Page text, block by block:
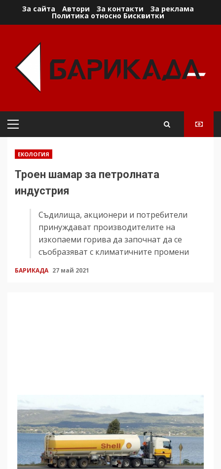
За сайта Автори За контакти За реклама
Политика относно Бисквитки
Primary
ЕКОЛОГИЯ
Троен шамар за петролната
индустрия
Съдилища, акционери и потребители
принуждават производителите на
изкопаеми горива да започнат да се
съобразяват с климатичните промени
БАРИКАДА 27 май 2021